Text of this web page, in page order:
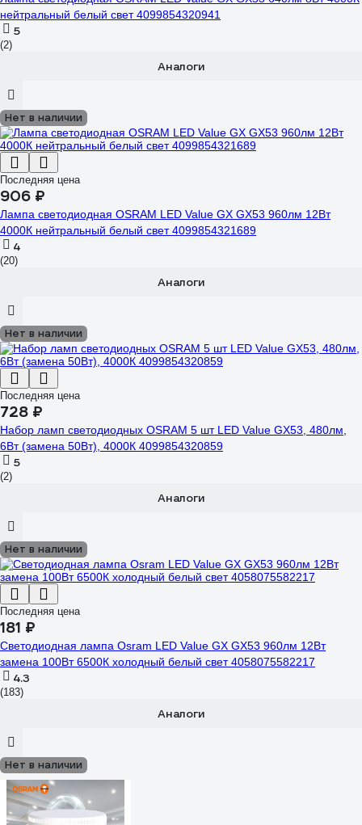
нейтральный белый свет 4099854320941
5
(2)
Аналоги
Нет в наличии
Последняя цена
906 ₽
Лампа светодиодная OSRAM LED Value GX GX53 960лм 12Вт
4000К нейтральный белый свет 4099854321689
4
(20)
Аналоги
Нет в наличии
Последняя цена
728 ₽
Набор ламп светодиодных OSRAM 5 шт LED Value GX53, 480лм,
6Вт (замена 50Вт), 4000К 4099854320859
5
(2)
Аналоги
Нет в наличии
Последняя цена
181 ₽
Светодиодная лампа Osram LED Value GX GX53 960лм 12Вт
замена 100Вт 6500К холодный белый свет 4058075582217
4.3
(183)
Аналоги
Нет в наличии